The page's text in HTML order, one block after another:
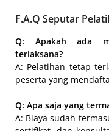
F.A.Q Seputar
Q: Apakah ada
terlaksana?
A: Pelatihan tetap
peserta yang
Q: Apa saja yang
A: Biaya sudah